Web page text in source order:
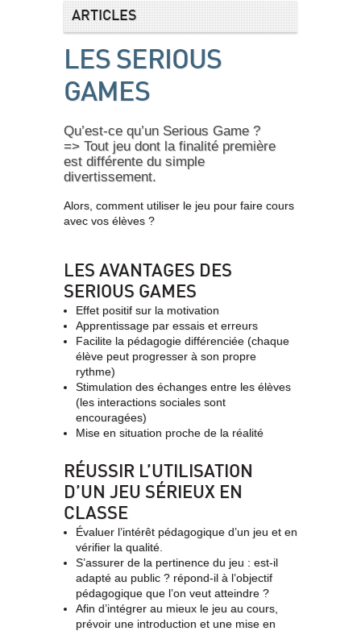
ARTICLES
LES SERIOUS
GAMES
Qu’est-ce qu’un Serious Game ?
=> Tout jeu dont la finalité première
est différente du simple
divertissement.
Alors, comment utiliser le jeu pour faire cours
avec vos élèves ?
LES AVANTAGES DES
SERIOUS GAMES
Effet positif sur la motivation
Apprentissage par essais et erreurs
Facilite la pédagogie différenciée (chaque
élève peut progresser à son propre
rythme)
Stimulation des échanges entre les élèves
(les interactions sociales sont
encouragées)
Mise en situation proche de la réalité
RÉUSSIR L’UTILISATION
D’UN JEU SÉRIEUX EN
CLASSE
Évaluer l’intérêt pédagogique d’un jeu et en
vérifier la qualité.
S’assurer de la pertinence du jeu : est-il
adapté au public ? répond-il à l’objectif
pédagogique que l’on veut atteindre ?
Afin d’intégrer au mieux le jeu au cours,
prévoir une introduction et une mise en